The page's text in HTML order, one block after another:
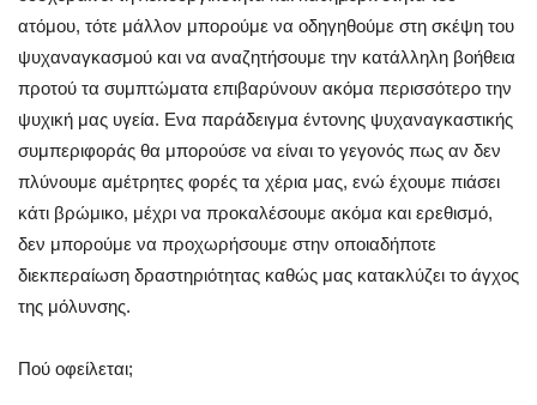
ατόμου, τότε μάλλον μπορούμε να οδηγηθούμε στη σκέψη του
ψυχαναγκασμού και να αναζητήσουμε την κατάλληλη βοήθεια
προτού τα συμπτώματα επιβαρύνουν ακόμα περισσότερο την
ψυχική μας υγεία. Ενα παράδειγμα έντονης ψυχαναγκαστικής
συμπεριφοράς θα μπορούσε να είναι το γεγονός πως αν δεν
πλύνουμε αμέτρητες φορές τα χέρια μας, ενώ έχουμε πιάσει
κάτι βρώμικο, μέχρι να προκαλέσουμε ακόμα και ερεθισμό,
δεν μπορούμε να προχωρήσουμε στην οποιαδήποτε
διεκπεραίωση δραστηριότητας καθώς μας κατακλύζει το άγχος
της μόλυνσης.
Πού οφείλεται;